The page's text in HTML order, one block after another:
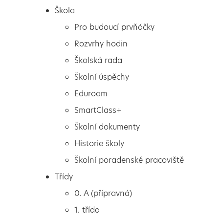
Pro budoucí prvňáčky
Rozvrhy hodin
Školská rada
Škola
Pro budoucí prvňáčky
Rozvrhy hodin
Školská rada
Školní úspěchy
Eduroam
SmartClass+
Školní dokumenty
Historie školy
Školní poradenské pracoviště
Třídy
0. A (přípravná)
1. třída
Úspěšné okresní kolo v
přespolním běhu